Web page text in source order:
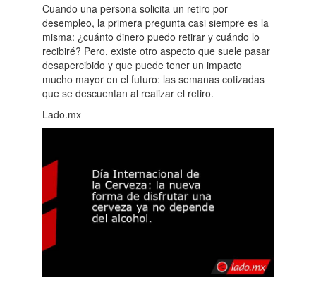
Cuando una persona solicita un retiro por
desempleo, la primera pregunta casi siempre es la
misma: ¿cuánto dinero puedo retirar y cuándo lo
recibiré? Pero, existe otro aspecto que suele pasar
desapercibido y que puede tener un impacto
mucho mayor en el futuro: las semanas cotizadas
que se descuentan al realizar el retiro.
Lado.mx